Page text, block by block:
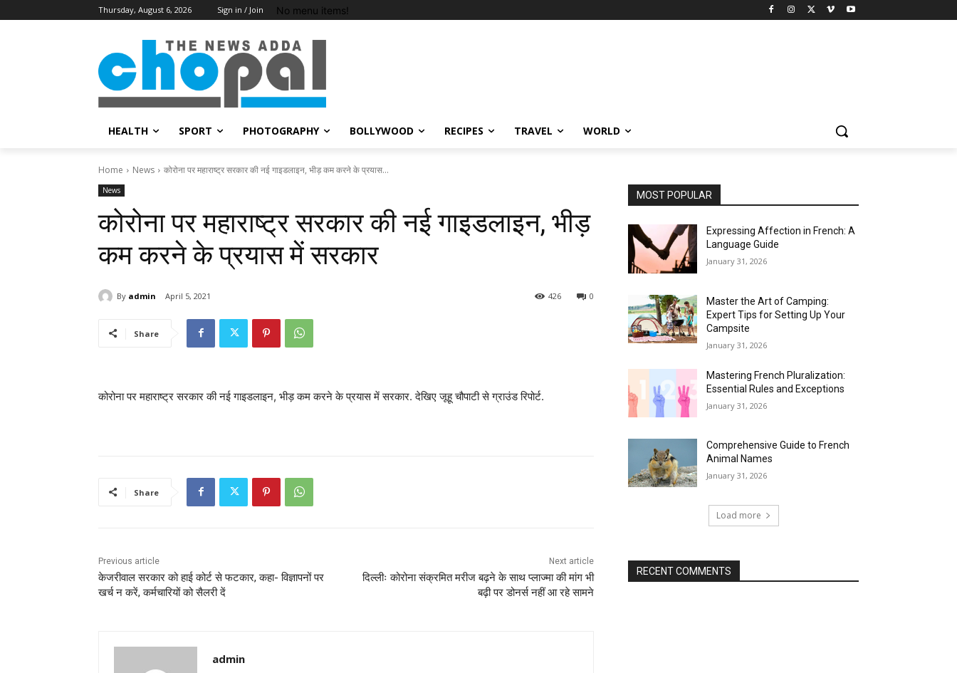
Thursday, August 6, 2026 Sign in / Join No menu items!
HEALTH SPORT PHOTOGRAPHY BOLLYWOOD RECIPES TRAVEL WORLD
Home News कोरोना पर महाराष्ट्र सरकार की नई गाइडलाइन, भीड़ कम करने के प्रयास...
News
कोरोना पर महाराष्ट्र सरकार की नई गाइडलाइन, भीड़
कम करने के प्रयास में सरकार
By admin April 5, 2021 0
426
Share
कोरोना पर महाराष्ट्र सरकार की नई गाइडलाइन, भीड़ कम करने के प्रयास में सरकार. देखिए जूहू चौपाटी से ग्राउंड रिपोर्ट.
Share
Previous article
केजरीवाल सरकार को हाई कोर्ट से फटकार, कहा- विज्ञापनों पर
खर्च न करें, कर्मचारियों को सैलरी दें
Next article
दिल्लीः कोरोना संक्रमित मरीज बढ़ने के साथ प्लाज्मा की मांग भी
बढ़ी पर डोनर्स नहीं आ रहे सामने
admin
MOST POPULAR
Expressing Affection in French: A
Language Guide
January 31, 2026
Master the Art of Camping:
Expert Tips for Setting Up Your
Campsite
January 31, 2026
Mastering French Pluralization:
Essential Rules and Exceptions
January 31, 2026
Comprehensive Guide to French
Animal Names
January 31, 2026
Load more
RECENT COMMENTS